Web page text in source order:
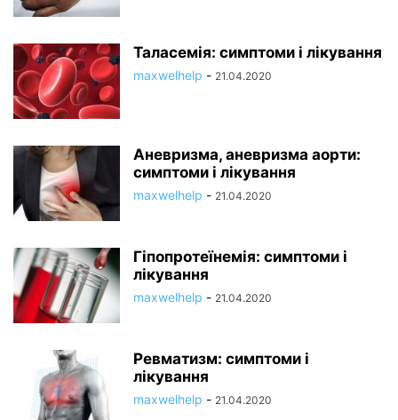
Таласемія: симптоми і лікування
maxwelhelp - 21.04.2020
Аневризма, аневризма аорти:
симптоми і лікування
maxwelhelp - 21.04.2020
Гіпопротеїнемія: симптоми і
лікування
maxwelhelp - 21.04.2020
Ревматизм: симптоми і
лікування
maxwelhelp - 21.04.2020